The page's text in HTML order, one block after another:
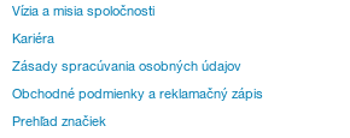
Vízia a misia spoločnosti
Kariéra
Zásady spracúvania osobných údajov
Obchodné podmienky a reklamačný zápis
Prehľad značiek